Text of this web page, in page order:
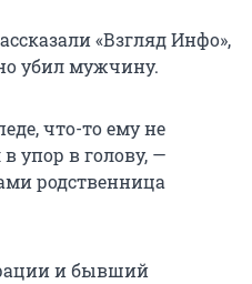
«Взгляд Инфо»,
убил мужчину.
что-то ему не
упор в голову, —
родственница
и бывший